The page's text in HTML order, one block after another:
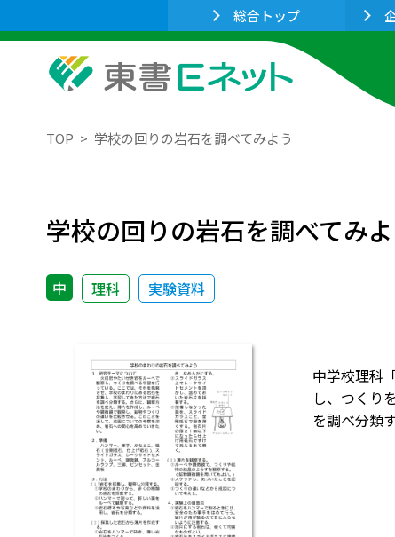
総合トップ
TOP 学校の回りの岩石を調べてみよう
学校の回りの岩石を調べてみ
中 理科 実験資料
中学校理科
し、つくり
を調べ分類